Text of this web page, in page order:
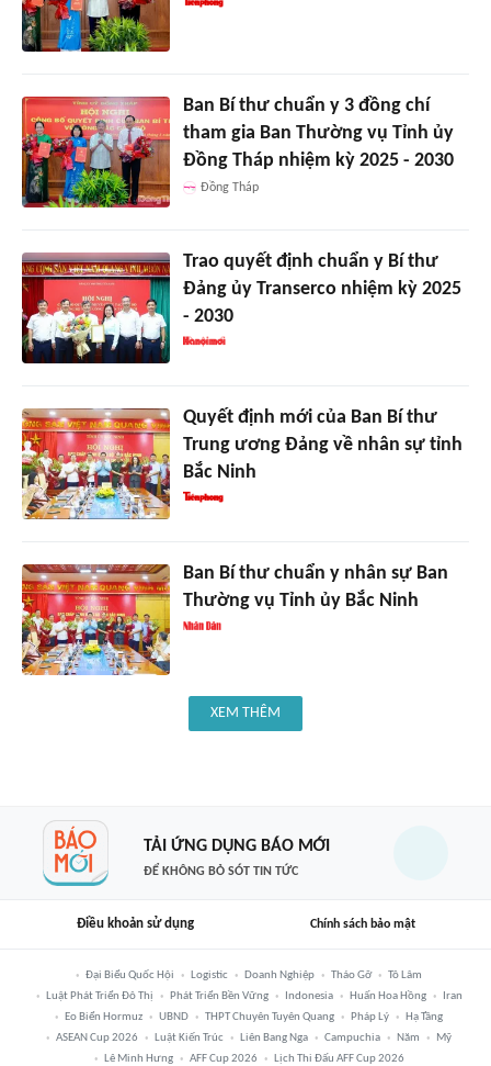
Ban Bí thư chuẩn y 3 đồng chí
tham gia Ban Thường vụ Tỉnh ủy
Đồng Tháp nhiệm kỳ 2025 - 2030
Đồng Tháp
Trao quyết định chuẩn y Bí thư
Đảng ủy Transerco nhiệm kỳ 2025
- 2030
Quyết định mới của Ban Bí thư
Trung ương Đảng về nhân sự tỉnh
Bắc Ninh
Ban Bí thư chuẩn y nhân sự Ban
Thường vụ Tỉnh ủy Bắc Ninh
XEM THÊM
TẢI ỨNG DỤNG BÁO MỚI
ĐỂ KHÔNG BỎ SÓT TIN TỨC
Điều khoản sử dụng Chính sách bảo mật
Đại Biểu Quốc Hội Logistic Doanh Nghiệp Tháo Gỡ
Tô Lâm
Luật Phát Triển Đô Thị
Phát Triển Bền Vững Indonesia Huấn Hoa Hồng
Iran
Eo Biển Hormuz
UBND THPT Chuyên Tuyên Quang Pháp Lý
Hạ Tầng
ASEAN Cup 2026
Luật Kiến Trúc Liên Bang Nga Campuchia Năm
Mỹ
Lê Minh Hưng
AFF Cup 2026 Lịch Thi Đấu AFF Cup 2026